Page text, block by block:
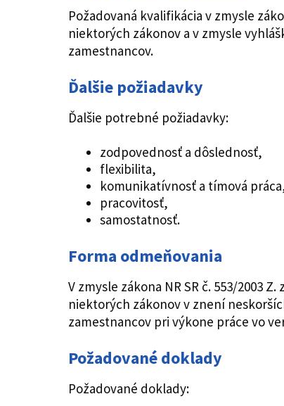
Požadovaná kvalifikácia v zmysle
niektorých zákonov a v zmysle
zamestnancov.
Ďalšie požiadavky
Ďalšie potrebné požiadavky:
zodpovednosť a dôslednosť,
flexibilita,
komunikatívnosť a tímová
pracovitosť,
samostatnosť.
Forma odmeňovania
V zmysle zákona NR SR č. 553/2003
niektorých zákonov v znení
zamestnancov pri výkone práce vo
Požadované doklady
Požadované doklady: